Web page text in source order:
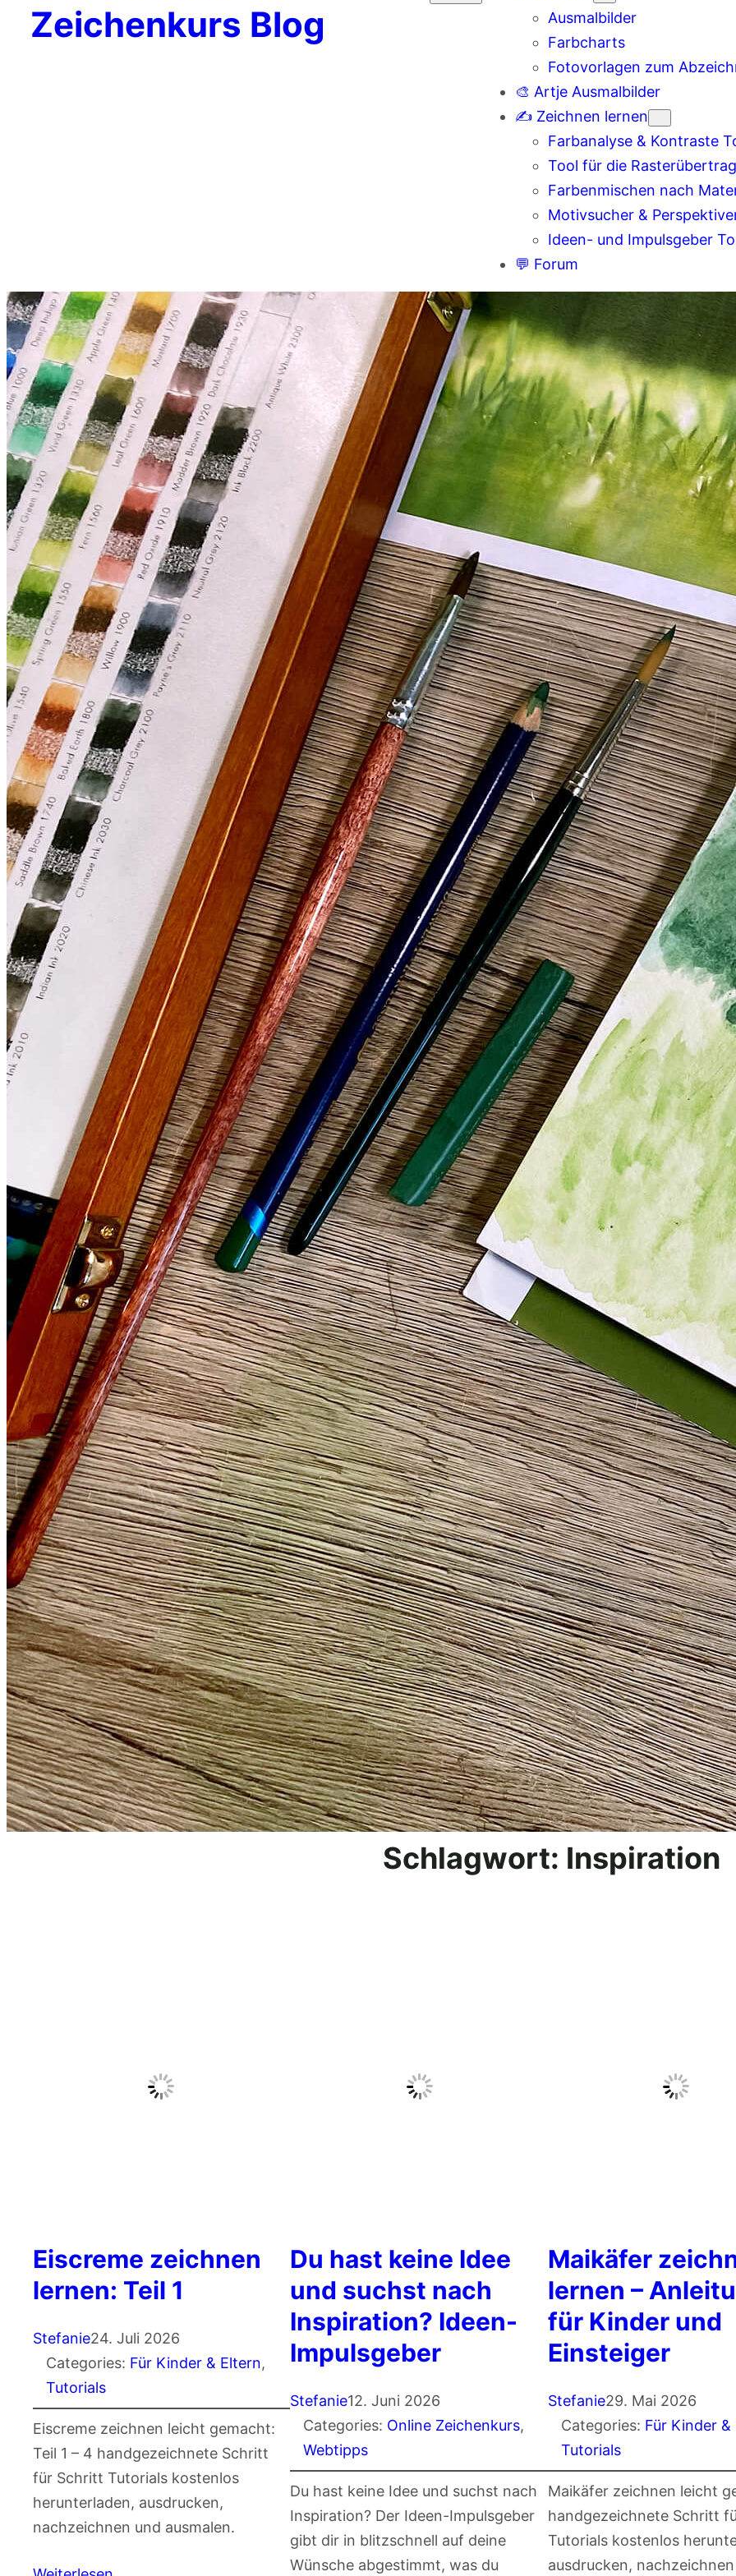
Zeichenkurs Blog
Ausmalbilder
Farbcharts
Fotovorlagen zum
🎨 Artje Ausmalbilder
✍️ Zeichnen lernen
Farbanalyse & Kontraste
Tool für die
Farbenmischen nach
Motivsucher &
Ideen- und Impulsgeber
💬 Forum
Schlagwort: Inspiration
Eiscreme zeichnen
lernen: Teil 1
Stefanie24. Juli 2026
Categories: Für Kinder & Eltern
Tutorials
Eiscreme zeichnen leicht gemacht:
Teil 1 – 4 handgezeichnete Schritt
für Schritt Tutorials kostenlos
herunterladen, ausdrucken,
nachzeichnen und ausmalen.
Du hast keine Idee
und suchst nach
Inspiration? Ideen-
Impulsgeber
Stefanie12. Juni 2026
Categories: Online Zeichenkurs
Webtipps
Du hast keine Idee und suchst nach
Inspiration? Der Ideen-Impulsgeber
gibt dir in blitzschnell auf deine
Wünsche abgestimmt, was du
Maikäfer
lernen –
für Kinder und
Einsteiger
Stefanie29. Mai 2026
Categories: Für Kinder &
Tutorials
Maikäfer zeichnen leicht
handgezeichnete Schritt
Tutorials kostenlos
ausdrucken,